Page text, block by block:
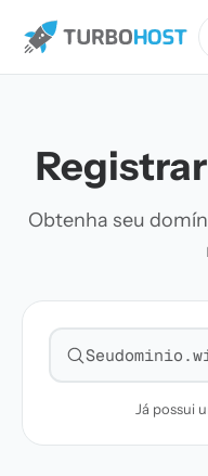
Obtenha seu
Pesquisar
Já possui